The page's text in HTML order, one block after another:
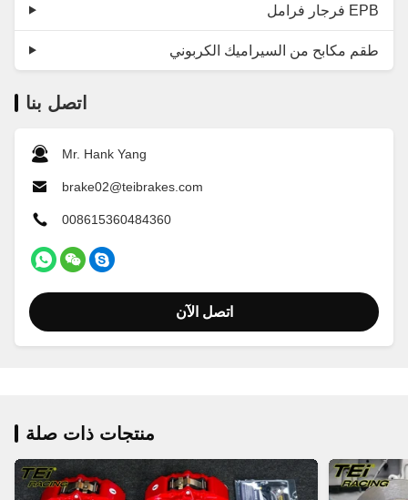
فرجار فرامل EPB
طقم مكابح من السيراميك الكربوني
اتصل بنا
Mr. Hank Yang
brake02@teibrakes.com
008615360484360
اتصل الآن
منتجات ذات صلة